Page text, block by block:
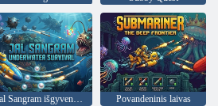
Jal Sangram išgyvenimas po vandeniu Povandeninis laivas